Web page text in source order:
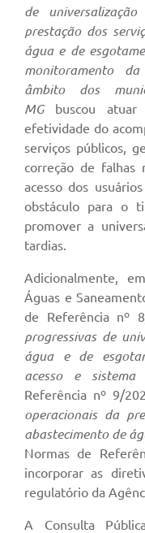
de
prestação dos
água e de
monitoramento
âmbito dos
MG buscou
efetividade do
serviços públicos,
correção de falhas
acesso dos
obstáculo para o
promover a
tardias.
Adicionalmente,
Águas e
de Referência nº
progressivas de
água e de
acesso e sistema
Referência nº 9/
operacionais da
abastecimento de
Normas de
incorporar as
regulatório da
A Consulta